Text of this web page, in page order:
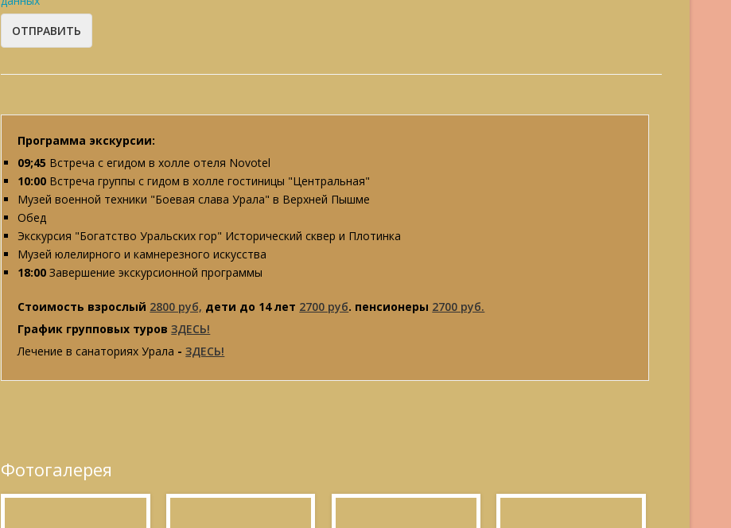
Программа экскурсии:
09;45 Встреча с егидом в холле отеля Novotel
10:00 Встреча группы с гидом в холле гостиницы "Центральная"
Музей военной техники "Боевая слава Урала" в Верхней Пышме
Обед
Экскурсия "Богатство Уральских гор" Исторический сквер и Плотинка
Музей юлелирного и камнерезного искусства
18:00 Завершение экскурсионной программы
Стоимость взрослый 2800 руб, дети до 14 лет 2700 руб. пенсионеры 2700 руб.
График групповых туровЗДЕСЬ!
Лечение в санаториях Урала -ЗДЕСЬ!
Фотогалерея